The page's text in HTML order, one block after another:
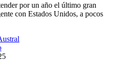
por un año el último gran
con Estados Unidos, a pocos